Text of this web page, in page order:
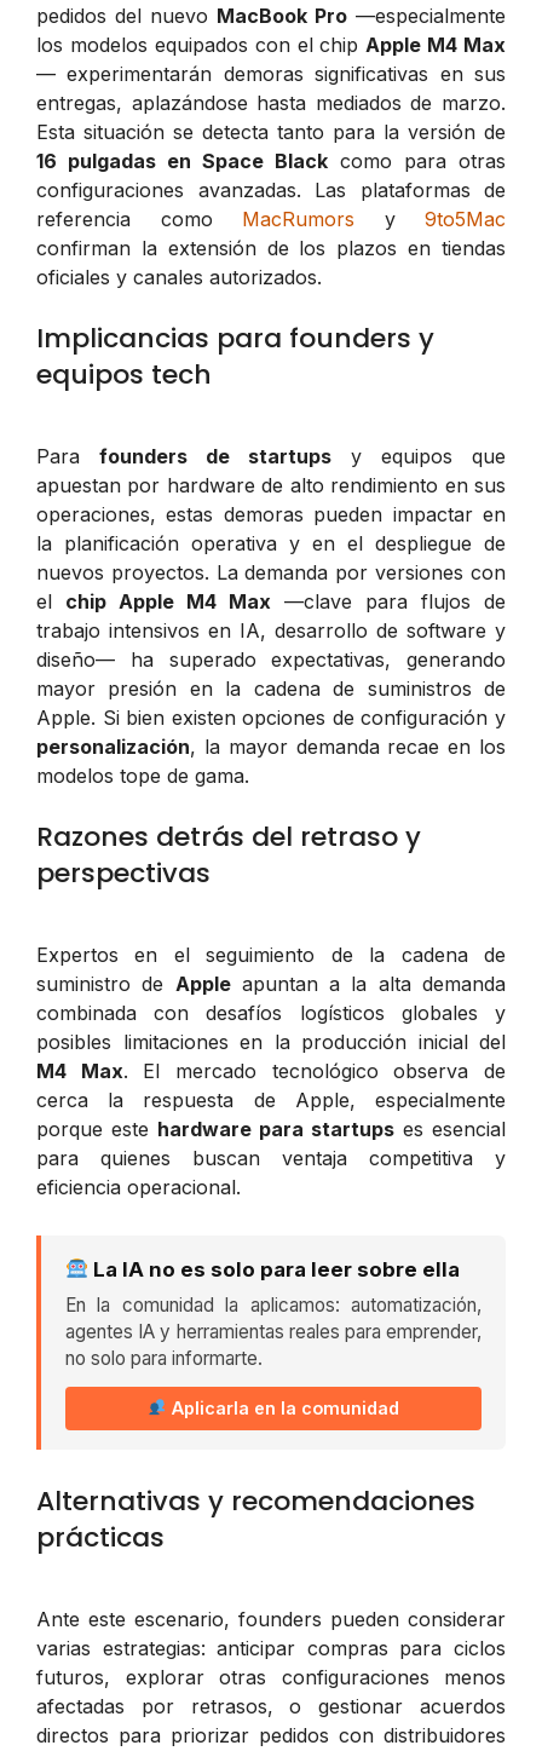
pedidos del nuevo MacBook Pro —especialmente
los modelos equipados con el chip Apple M4 Max
— experimentarán demoras significativas en sus
entregas, aplazándose hasta mediados de marzo.
Esta situación se detecta tanto para la versión de
16 pulgadas en Space Black como para otras
configuraciones avanzadas. Las plataformas de
referencia como MacRumors y 9to5Mac
confirman la extensión de los plazos en tiendas
oficiales y canales autorizados.
Implicancias para founders y
equipos tech
Para founders de startups y equipos que
apuestan por hardware de alto rendimiento en sus
operaciones, estas demoras pueden impactar en
la planificación operativa y en el despliegue de
nuevos proyectos. La demanda por versiones con
el chip Apple M4 Max —clave para flujos de
trabajo intensivos en IA, desarrollo de software y
diseño— ha superado expectativas, generando
mayor presión en la cadena de suministros de
Apple. Si bien existen opciones de configuración y
personalización, la mayor demanda recae en los
modelos tope de gama.
Razones detrás del retraso y
perspectivas
Expertos en el seguimiento de la cadena de
suministro de Appleapuntan a la alta demanda
combinada con desafíos logísticos globales y
posibles limitaciones en la producción inicial del
M4 Max. El mercado tecnológico observa de
cerca la respuesta de Apple, especialmente
porque este hardware para startups es esencial
para quienes buscan ventaja competitiva y
eficiencia operacional.
La IA no es solo para leer sobre ella
En la comunidad la aplicamos: automatización,
agentes IA y herramientas reales para emprender,
no solo para informarte.
Aplicarla en la comunidad
Alternativas y recomendaciones
prácticas
Ante este escenario, founders pueden considerar
varias estrategias: anticipar compras para ciclos
futuros, explorar otras configuraciones menos
afectadas por retrasos, o gestionar acuerdos
directos para priorizar pedidos con distribuidores